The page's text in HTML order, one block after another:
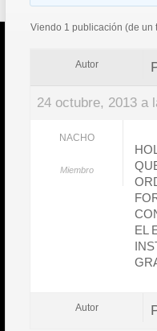
Viendo 1 publicación (de un
Autor
24 octubre, 2013 a
NACHO
Miembro
EL
Autor